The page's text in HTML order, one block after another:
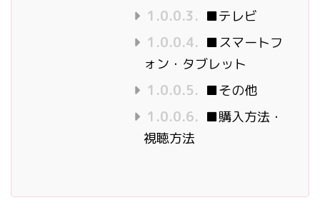
1.0.0.3. ■テレビ
1.0.0.4. ■スマートフ
ォン・タブレット
1.0.0.5. ■その他
1.0.0.6. ■購入方法・
視聴方法